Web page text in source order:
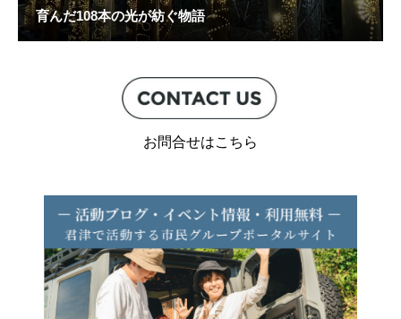
育んだ108本の光が紡ぐ物語
お問合せはこちら